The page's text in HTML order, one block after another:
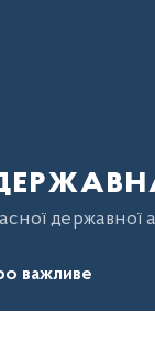
державної
важливе